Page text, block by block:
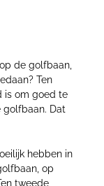
de golfbaan,
Ten
is om goed te
Dat
hebben in
op
tweede